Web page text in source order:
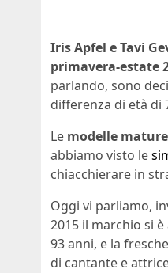
Iris Apfel e Tavi
primavera-estate
parlando, sono
differenza di età di
Le modelle mature
abbiamo visto le
chiacchierare in
Oggi vi parliamo,
2015 il marchio si
93 anni, e la
di cantante e